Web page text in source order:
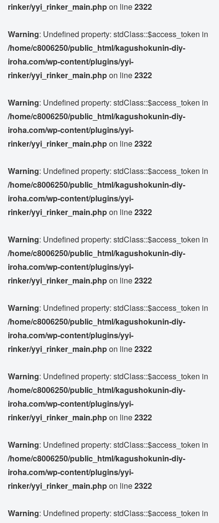
rinker/yyi_rinker_main.phpon line2322
Warning: Undefined property: stdClass::$access_token in
/home/c8006250/public_html/kagushokunin-diy-
iroha.com/wp-content/plugins/yyi-
rinker/yyi_rinker_main.phpon line2322
Warning: Undefined property: stdClass::$access_token in
/home/c8006250/public_html/kagushokunin-diy-
iroha.com/wp-content/plugins/yyi-
rinker/yyi_rinker_main.phpon line2322
Warning: Undefined property: stdClass::$access_token in
/home/c8006250/public_html/kagushokunin-diy-
iroha.com/wp-content/plugins/yyi-
rinker/yyi_rinker_main.phpon line2322
Warning: Undefined property: stdClass::$access_token in
/home/c8006250/public_html/kagushokunin-diy-
iroha.com/wp-content/plugins/yyi-
rinker/yyi_rinker_main.phpon line2322
Warning: Undefined property: stdClass::$access_token in
/home/c8006250/public_html/kagushokunin-diy-
iroha.com/wp-content/plugins/yyi-
rinker/yyi_rinker_main.phpon line2322
Warning: Undefined property: stdClass::$access_token in
/home/c8006250/public_html/kagushokunin-diy-
iroha.com/wp-content/plugins/yyi-
rinker/yyi_rinker_main.phpon line2322
Warning: Undefined property: stdClass::$access_token in
/home/c8006250/public_html/kagushokunin-diy-
iroha.com/wp-content/plugins/yyi-
rinker/yyi_rinker_main.phpon line2322
Warning: Undefined property: stdClass::$access_token in